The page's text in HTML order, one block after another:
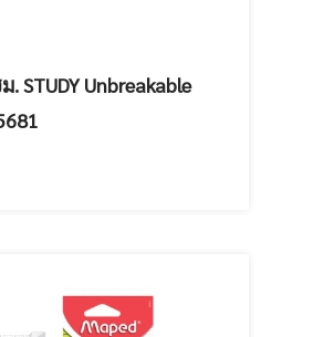
STUDY Unbreakable